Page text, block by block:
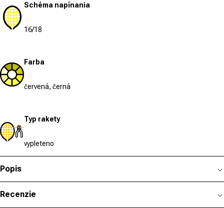
Schéma napínania
16/18
Farba
červená, černá
Typ rakety
vypleteno
Popis
Recenzie